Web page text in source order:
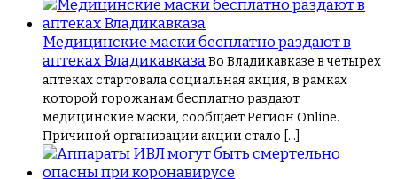
Медицинские маски бесплатно раздают в
аптеках ВладикавказаВо Владикавказе в четырех
аптеках стартовала социальная акция, в рамках
которой горожанам бесплатно раздают
медицинские маски, сообщает Регион Online.
Причиной организации акции стало […]